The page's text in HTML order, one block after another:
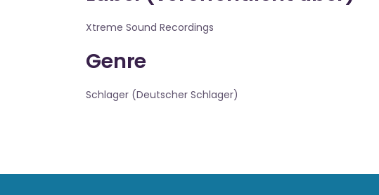
Xtreme Sound Recordings
Genre
Schlager (Deutscher Schlager)